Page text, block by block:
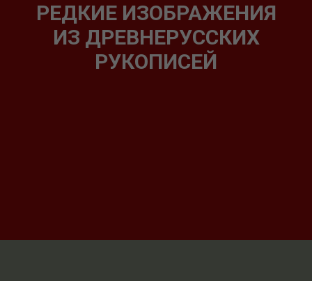
РЕДКИЕ ИЗОБРАЖЕНИЯ
ИЗ ДРЕВНЕРУССКИХ
РУКОПИСЕЙ